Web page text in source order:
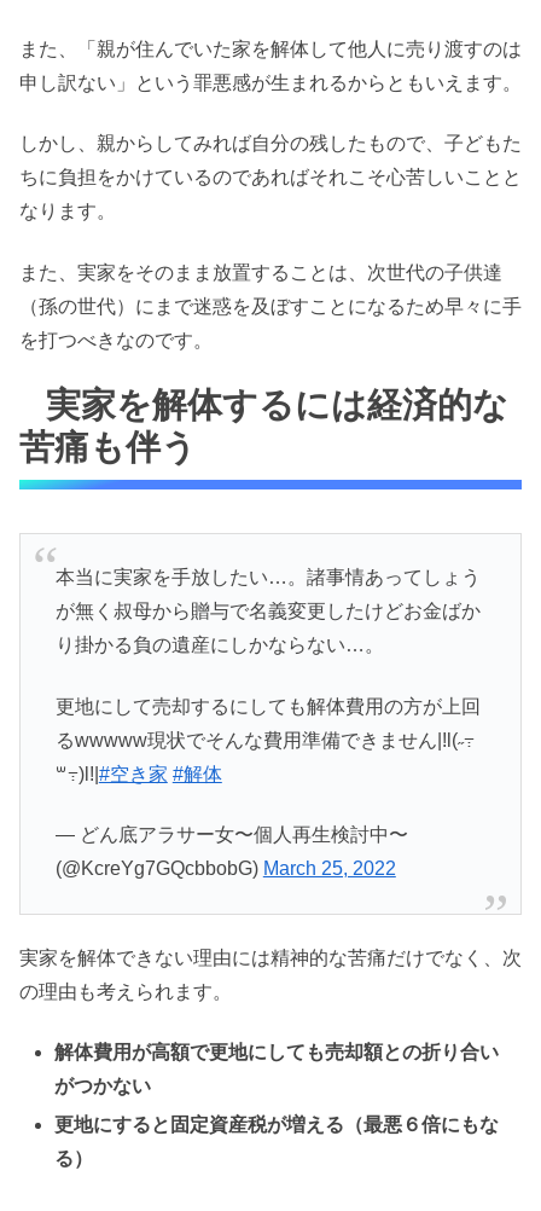
また、「親が住んでいた家を解体して他人に売り渡すのは
申し訳ない」という罪悪感が生まれるからともいえます。
しかし、親からしてみれば自分の残したもので、子どもた
ちに負担をかけているのであればそれこそ心苦しいことと
なります。
また、実家をそのまま放置することは、次世代の子供達
（孫の世代）にまで迷惑を及ぼすことになるため早々に手
を打つべきなのです。
実家を解体するには経済的な
苦痛も伴う
本当に実家を手放したい…。諸事情あってしょう
が無く叔母から贈与で名義変更したけどお金ばか
り掛かる負の遺産にしかならない…。
更地にして売却するにしても解体費用の方が上回
るwwwww現状でそんな費用準備できません|!l(˶߹
꒳߹)l!| #空き家 #解体
— どん底アラサー女〜個人再生検討中〜
(@KcreYg7GQcbbobG) March 25, 2022
実家を解体できない理由には精神的な苦痛だけでなく、次
の理由も考えられます。
解体費用が高額で更地にしても売却額との折り合い
がつかない
更地にすると固定資産税が増える（最悪６倍にもな
る）